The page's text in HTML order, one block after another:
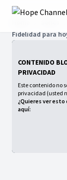
Fidelidad para
CONTENIDO
PRIVACIDAD
Este contenido no
privacidad (usted
¿Quieres ver
aquí: